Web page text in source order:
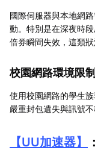
國際伺服器與本地網
動。特別是在深夜時
倍券瞬間失效，這類狀
校園網路環境限制
使用校園網路的學生
嚴重封包遺失與訊號
【UU加速器】